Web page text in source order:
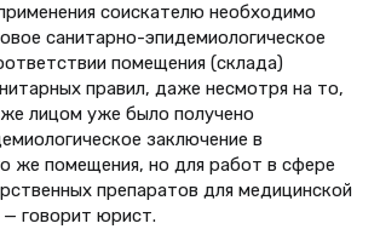
соискателю необходимо
санитарно-эпидемиологическое
помещения (склада)
правил, даже несмотря на то,
лицом уже было получено
заключение в
же помещения, но для работ в сфере
препаратов для медицинской
говорит юрист.